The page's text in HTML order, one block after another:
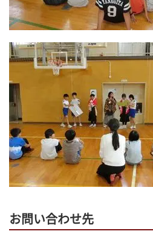
お問い合わせ先